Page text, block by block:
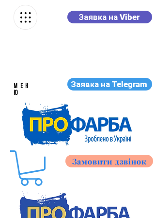
Заявка на Viber
Заявка на Telegram
МЕН
Ю
Замовити дзвінок